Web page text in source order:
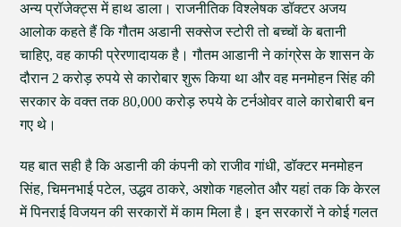
अन्य प्रॉजेक्ट्स में हाथ डाला। राजनीतिक विश्लेषक डॉक्टर अजय
आलोक कहते हैं कि गौतम अडानी सक्सेज स्टोरी तो बच्चों के बतानी
चाहिए, वह काफी प्रेरणादायक है। गौतम आडानी ने कांग्रेस के शासन के
दौरान 2 करोड़ रुपये से कारोबार शुरू किया था और वह मनमोहन सिंह की
सरकार के वक्त तक 80,000 करोड़ रुपये के टर्नओवर वाले कारोबारी बन
गए थे।
यह बात सही है कि अडानी की कंपनी को राजीव गांधी, डॉक्टर मनमोहन
सिंह, चिमनभाई पटेल, उद्धव ठाकरे, अशोक गहलोत और यहां तक कि केरल
में पिनराई विजयन की सरकारों में काम मिला है। इन सरकारों ने कोई गलत